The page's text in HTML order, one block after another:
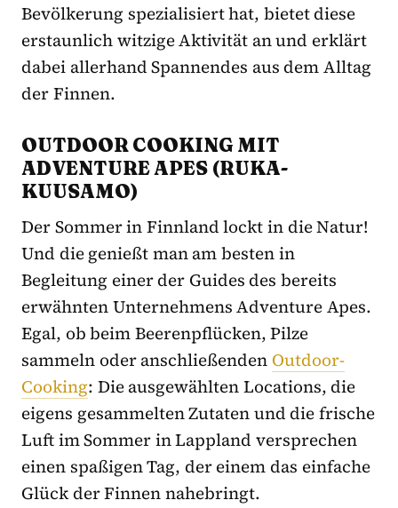
Bevölkerung spezialisiert hat, bietet diese
erstaunlich witzige Aktivität an und erklärt
dabei allerhand Spannendes aus dem Alltag
der Finnen.
OUTDOOR COOKING MIT
ADVENTURE APES (RUKA-
KUUSAMO)
Der Sommer in Finnland lockt in die Natur!
Und die genießt man am besten in
Begleitung einer der Guides des bereits
erwähnten Unternehmens Adventure Apes.
Egal, ob beim Beerenpflücken, Pilze
sammeln oder anschließenden Outdoor-
Cooking: Die ausgewählten Locations, die
eigens gesammelten Zutaten und die frische
Luft im Sommer in Lappland versprechen
einen spaßigen Tag, der einem das einfache
Glück der Finnen nahebringt.